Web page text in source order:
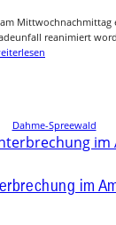
Mittwochnachmittag
reanimiert
Dahme-Spreewald
im